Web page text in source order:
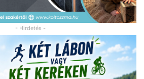
- Hirdetés -